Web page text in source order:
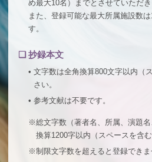
め最大10名）までとさせていただき
また、登録可能な最大所属施設数
す。
❏抄録本文
• 文字数は全角換算800文字以内（
さい。
• 参考文献は不要です。
※総文字数（著者名、所属、演題
換算1200字以内（スペースを含
※制限文字数を超えると登録できま